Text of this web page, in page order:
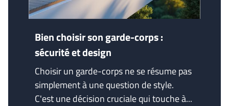
Bien choisir son garde-corps :
sécurité et design
Choisir un garde-corps ne se résume pas
simplement à une question de style.
C'est une décision cruciale qui touche à...